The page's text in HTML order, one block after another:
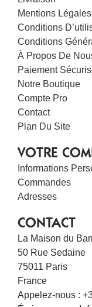
Mentions Légales
Conditions
Conditions
À Propos De
Paiement
Notre Boutique
Compte Pro
Contact
Plan Du Site
VOTRE
Informations
Commandes
Adresses
CONTACT
La Maison du
50 Rue Sedaine
75011 Paris
France
Appelez-nous :